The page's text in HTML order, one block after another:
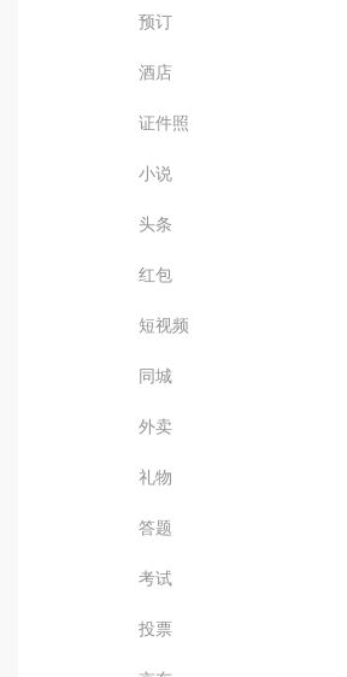
预订
酒店
证件照
小说
头条
红包
短视频
同城
外卖
礼物
答题
考试
投票